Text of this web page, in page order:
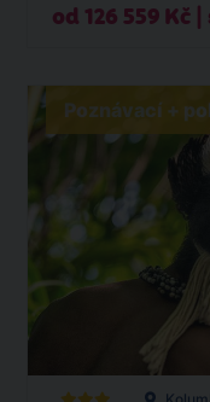
od 126 559 Kč
Poznávací +